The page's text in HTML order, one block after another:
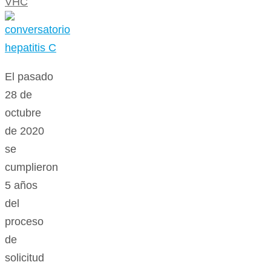
El pasado
28 de
octubre
de 2020
se
cumplieron
5 años
del
proceso
de
solicitud